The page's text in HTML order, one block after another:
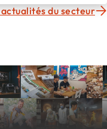
du secteur